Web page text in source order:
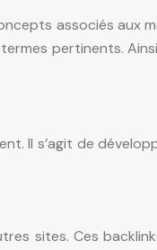
associés aux
pertinents.
Il s’agit de
sites. Ces